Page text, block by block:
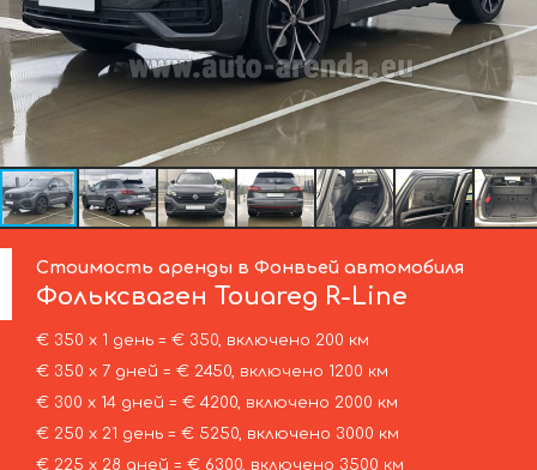
Стоимость аренды в Фонвьей автомобиля
Фольксваген Touareg R-Line
€ 350 х 1 день = € 350, включено 200 км
€ 350 х 7 дней = € 2450, включено 1200 км
€ 300 х 14 дней = € 4200, включено 2000 км
€ 250 х 21 день = € 5250, включено 3000 км
€ 225 х 28 дней = € 6300, включено 3500 км